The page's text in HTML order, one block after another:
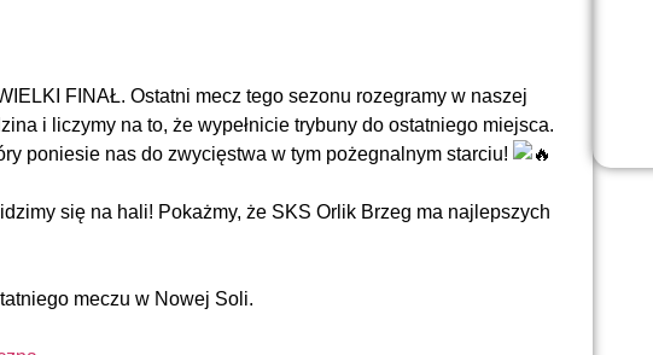
FINAŁ. Ostatni mecz tego sezonu rozegramy w naszej
i liczymy na to, że wypełnicie trybuny do ostatniego miejsca.
poniesie nas do zwycięstwa w tym pożegnalnym starciu!
się na hali! Pokażmy, że SKS Orlik Brzeg ma najlepszych
meczu w Nowej Soli.